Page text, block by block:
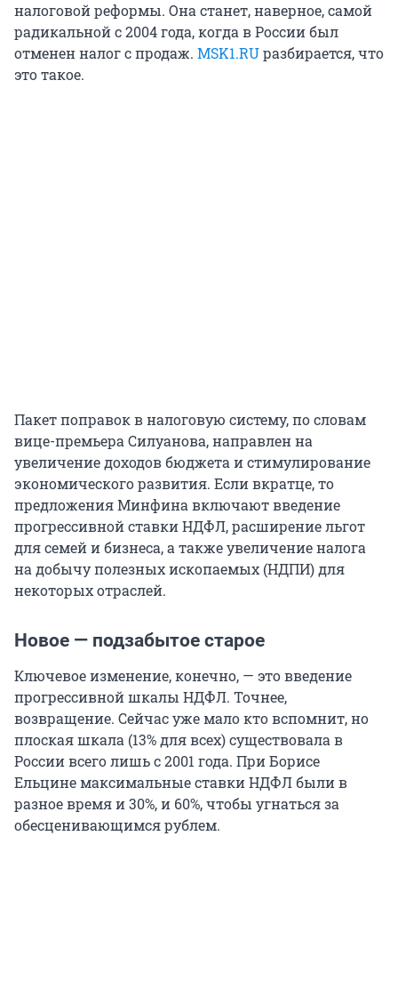
налоговой реформы. Она станет, наверное, самой
радикальной с 2004 года, когда в России был
отменен налог с продаж. MSK1.RUразбирается, что
это такое.
Пакет поправок в налоговую систему, по словам
вице-премьера Силуанова, направлен на
увеличение доходов бюджета и стимулирование
экономического развития. Если вкратце, то
предложения Минфина включают введение
прогрессивной ставки НДФЛ, расширение льгот
для семей и бизнеса, а также увеличение налога
на добычу полезных ископаемых (НДПИ) для
некоторых отраслей.
Новое — подзабытое старое
Ключевое изменение, конечно, — это введение
прогрессивной шкалы НДФЛ. Точнее,
возвращение. Сейчас уже мало кто вспомнит, но
плоская шкала (13% для всех) существовала в
России всего лишь с 2001 года. При Борисе
Ельцине максимальные ставки НДФЛ были в
разное время и 30%, и 60%, чтобы угнаться за
обесценивающимся рублем.